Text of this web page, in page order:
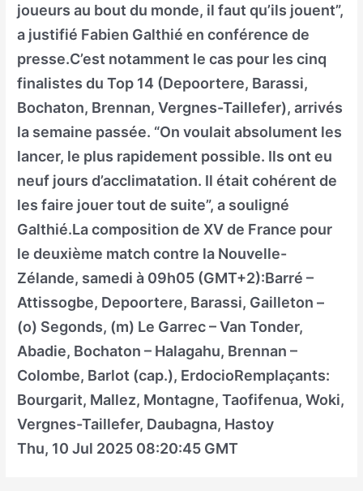
joueurs au bout du monde, il faut qu’ils jouent”,
a justifié Fabien Galthié en conférence de
presse.C’est notamment le cas pour les cinq
finalistes du Top 14 (Depoortere, Barassi,
Bochaton, Brennan, Vergnes-Taillefer), arrivés
la semaine passée. “On voulait absolument les
lancer, le plus rapidement possible. Ils ont eu
neuf jours d’acclimatation. Il était cohérent de
les faire jouer tout de suite”, a souligné
Galthié.La composition de XV de France pour
le deuxième match contre la Nouvelle-
Zélande, samedi à 09h05 (GMT+2):Barré –
Attissogbe, Depoortere, Barassi, Gailleton –
(o) Segonds, (m) Le Garrec – Van Tonder,
Abadie, Bochaton – Halagahu, Brennan –
Colombe, Barlot (cap.), ErdocioRemplaçants:
Bourgarit, Mallez, Montagne, Taofifenua, Woki,
Vergnes-Taillefer, Daubagna, Hastoy
Thu, 10 Jul 2025 08:20:45 GMT